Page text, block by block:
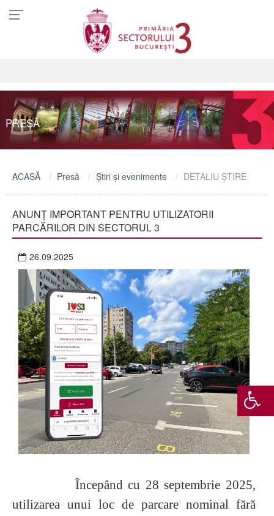
PRESĂ
ACASĂ Presă Ştiri şi evenimente DETALIU ŞTIRE
ANUNȚ IMPORTANT PENTRU UTILIZATORII
PARCĂRILOR DIN SECTORUL 3
26.09.2025
Începând cu 28 septembrie 2025,
utilizarea unui loc de parcare nominal fără